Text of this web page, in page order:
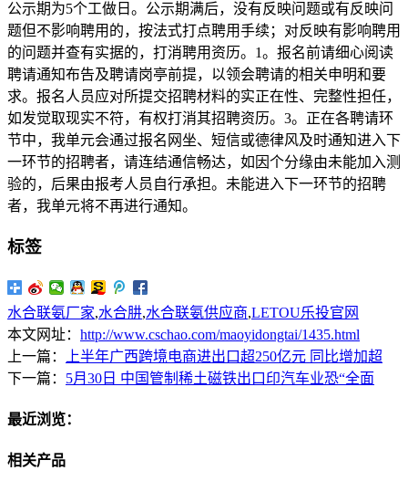
公示期为5个工做日。公示期满后，没有反映问题或有反映问
题但不影响聘用的，按法式打点聘用手续；对反映有影响聘用
的问题并查有实据的，打消聘用资历。1。报名前请细心阅读
聘请通知布告及聘请岗亭前提，以领会聘请的相关申明和要
求。报名人员应对所提交招聘材料的实正在性、完整性担任，
如发觉取现实不符，有权打消其招聘资历。3。正在各聘请环
节中，我单元会通过报名网坐、短信或德律风及时通知进入下
一环节的招聘者，请连结通信畅达，如因个分缘由未能加入测
验的，后果由报考人员自行承担。未能进入下一环节的招聘
者，我单元将不再进行通知。
标签
水合联氨厂家,水合肼,水合联氨供应商,LETOU乐投官网
本文网址： http://www.cschao.com/maoyidongtai/1435.html
上一篇：
上半年广西跨境电商进出口超250亿元 同比增加超
下一篇： 5月30日 中国管制稀土磁铁出口印汽车业恐“全面
最近浏览：
相关产品